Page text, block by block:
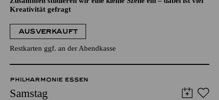
Kreativität gefragt
AUSVERKAUFT
Restkarten ggf. an der Abendkasse
PHILHARMONIE ESSEN
Samstag